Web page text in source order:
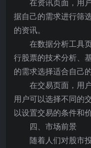
在资讯页面，用
据自己的需求进行筛
的资讯。
在数据分析工具
行股票的技术分析、
的需求选择适合自己
在交易页面，用
用户可以选择不同的
以设置交易的条件和
四、市场前景
随着人们对股市